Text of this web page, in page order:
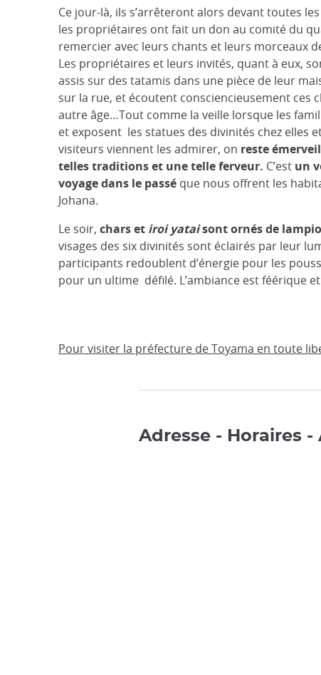
Ce jour-là, ils s’arrêteront alors devant toutes
les propriétaires ont fait un don au comité du
remercier avec leurs chants et leurs morceaux
Les propriétaires et leurs invités, quant à eux,
assis sur des tatamis dans une pièce de leur
sur la rue, et écoutent consciencieusement ces
autre âge…Tout comme la veille lorsque les
et exposent les statues des divinités chez elles
visiteurs viennent les admirer, on reste
telles traditions et une telle ferveur. C’est un
voyage dans le passé que nous offrent les
Johana.
Le soir, chars et iroi yataisont ornés de
visages des six divinités sont éclairés par leur
participants redoublent d’énergie pour les
pour un ultime défilé. L’ambiance est féérique
Pour visiter la préfecture de Toyama en toute
Adresse - Horaires -